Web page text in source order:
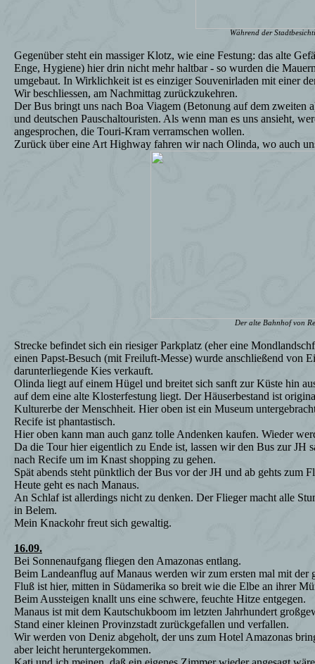
Während der
Gegenüber steht ein massiger Klotz, wie eine Festung: das alte
Enge, Hygiene) hier drin nicht mehr haltbar - so wurden die
umgebaut. In Wirklichkeit ist es einziger Souvenirladen mit einer
Wir beschliessen, am Nachmittag zurückzukehren.
Der Bus bringt uns nach Boa Viagem (Betonung auf dem zweiten
und deutschen Pauschaltouristen. Als wenn man es uns ansieht,
angesprochen, die Touri-Kram verramschen wollen.
Zurück über eine Art Highway fahren wir nach Olinda, wo auch
Der alte Bahnhof von
Strecke befindet sich ein riesiger Parkplatz (eher eine
einen Papst-Besuch (mit Freiluft-Messe) wurde anschließend von
darunterliegende Kies verkauft.
Olinda liegt auf einem Hügel und breitet sich sanft zur Küste hin
auf dem eine alte Klosterfestung liegt. Der Häuserbestand ist
Kulturerbe der Menschheit. Hier oben ist ein Museum
Recife ist phantastisch.
Hier oben kann man auch ganz tolle Andenken kaufen. Wieder
Da die Tour hier eigentlich zu Ende ist, lassen wir den Bus zur JH
nach Recife um im Knast shopping zu gehen.
Spät abends steht pünktlich der Bus vor der JH und ab gehts zum
Heute geht es nach Manaus.
An Schlaf ist allerdings nicht zu denken. Der Flieger macht alle
in Belem.
Mein Knackohr freut sich gewaltig.
16.09.
Bei Sonnenaufgang fliegen den Amazonas entlang.
Beim Landeanflug auf Manaus werden wir zum ersten mal mit
Fluß ist hier, mitten in Südamerika so breit wie die Elbe an ihrer
Beim Aussteigen knallt uns eine schwere, feuchte Hitze entgegen.
Manaus ist mit dem Kautschukboom im letzten Jahrhundert
Stand einer kleinen Provinzstadt zurückgefallen und verfallen.
Wir werden von Deniz abgeholt, der uns zum Hotel Amazonas
aber leicht heruntergekommen.